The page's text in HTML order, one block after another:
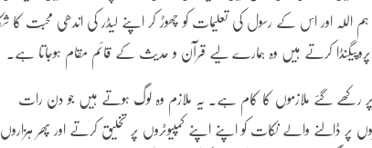
اور اس کے رسول کی تعلیمات کو چھوڑ کر اپنے لیڈر کی اندھی محبت کا
کرتے ہیں وہ ہمارے لیے قرآن و حدیث کے قائم مقام ہوجاتا ہے۔
پر رکھے گئے ملازموں کا کام ہے۔ یہ ملازم وہ لوگ ہوتے ہیں جو دن رات
پر ڈالنے والے نکات کو اپنے اپنے کمپیوٹروں پر تخلیق کرتے اور پھر ہزاروں